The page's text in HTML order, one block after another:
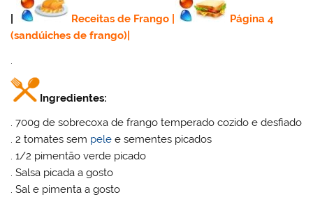
Receitas de Frango
Página 4
(sandúiches de frango)
Ingredientes:
. 700g de sobrecoxa de frango temperado cozido e desfiado
. 2 tomates sem pele e sementes picados
. 1/2 pimentão verde picado
. Salsa picada a gosto
. Sal e pimenta a gosto